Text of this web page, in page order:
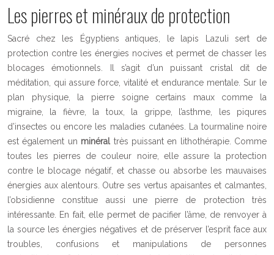
Les pierres et minéraux de protection
Sacré chez les Égyptiens antiques, le lapis Lazuli sert de
protection contre les énergies nocives et permet de chasser les
blocages émotionnels. Il s’agit d’un puissant cristal dit de
méditation, qui assure force, vitalité et endurance mentale. Sur le
plan physique, la pierre soigne certains maux comme la
migraine, la fièvre, la toux, la grippe, l’asthme, les piqures
d’insectes ou encore les maladies cutanées. La tourmaline noire
est également un minéral très puissant en lithothérapie. Comme
toutes les pierres de couleur noire, elle assure la protection
contre le blocage négatif, et chasse ou absorbe les mauvaises
énergies aux alentours. Outre ses vertus apaisantes et calmantes,
l’obsidienne constitue aussi une pierre de protection très
intéressante. En fait, elle permet de pacifier l’âme, de renvoyer à
la source les énergies négatives et de préserver l’esprit face aux
troubles, confusions et manipulations de personnes